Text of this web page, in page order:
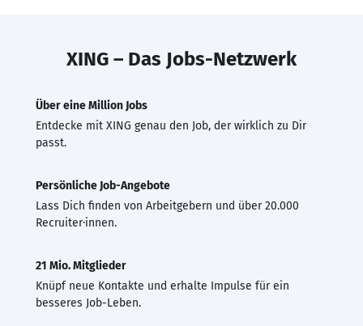
XING – Das Jobs-Netzwerk
Über eine Million Jobs
Entdecke mit XING genau den Job, der wirklich zu Dir
passt.
Persönliche Job-Angebote
Lass Dich finden von Arbeitgebern und über 20.000
Recruiter·innen.
21 Mio. Mitglieder
Knüpf neue Kontakte und erhalte Impulse für ein
besseres Job-Leben.